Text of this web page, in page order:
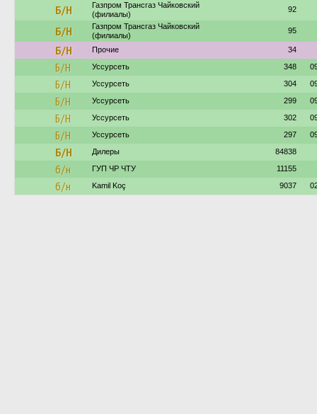
Б/Н
Газпром Трансгаз Чайковский
(филиалы)
92
Б/Н
Газпром Трансгаз Чайковский
(филиалы)
95
Б/Н Прочие 34
Б/Н Уссурсеть 348
Б/Н Уссурсеть 304
Б/Н Уссурсеть 299
Б/Н Уссурсеть 302
Б/Н Уссурсеть 297
Б/Н Дилеры 84838
б/н ГУП ЧР ЧТУ 11155
б/н Kamil Koç 9037